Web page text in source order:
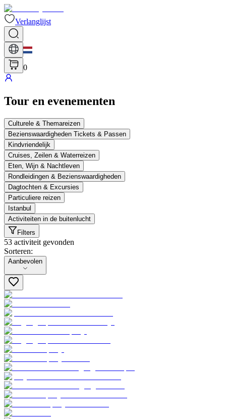
Verlanglijst
0
Tour en evenementen
Culturele & Themareizen
Bezienswaardigheden Tickets & Passen
Kindvriendelijk
Cruises, Zeilen & Waterreizen
Eten, Wijn & Nachtleven
Rondleidingen & Bezienswaardigheden
Dagtochten & Excursies
Particuliere reizen
Istanbul
Activiteiten in de buitenlucht
Filters
53 activiteit gevonden
Sorteren:
Sorteren:
Aanbevolen